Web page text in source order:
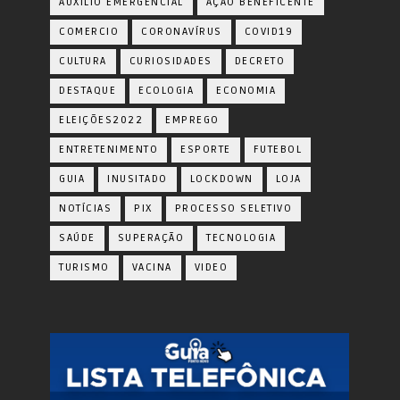
COMERCIO CORONAVÍRUS COVID19
CULTURA CURIOSIDADES DECRETO
DESTAQUE ECOLOGIA ECONOMIA
ELEIÇÕES2022 EMPREGO
ENTRETENIMENTO ESPORTE FUTEBOL
GUIA INUSITADO LOCKDOWN LOJA
NOTÍCIAS PIX PROCESSO SELETIVO
SAÚDE SUPERAÇÃO TECNOLOGIA
TURISMO VACINA VIDEO